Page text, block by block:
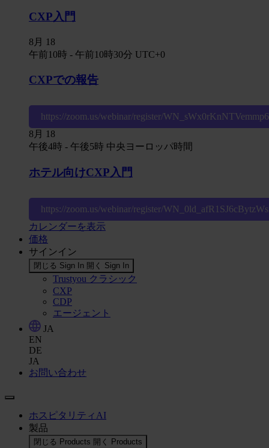
CXP入門
8月
18
午前10時 - 午前10時30分 UTC+0
CXPでの報告
https://zoom.us/webinar/register/
8月
18
午後4時 - 午後5時 中央ヨーロッパ時間
ホテル向けCXP入門
https://zoom.us/webinar/register/
カレンダーを表示
価格
サインイン
閉じる Sign In 開く Sign In
Trustyou クラシック
CXP
CDP
エージェント
JA
EN
DE
JA
お問い合わせ
ホスピタリティAI
製品
閉じる Products 開く Products